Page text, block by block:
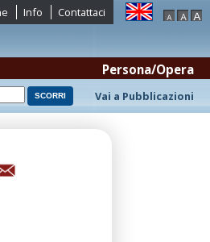
Info Contattaci
Persona/Opera
Vai a Pubblicazioni